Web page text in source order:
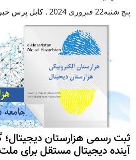
پنج شنبه22 فبروری 2024 , کابل پرس
ثبت رسمی هزارستان
آینده دیجیتال مستقل برای